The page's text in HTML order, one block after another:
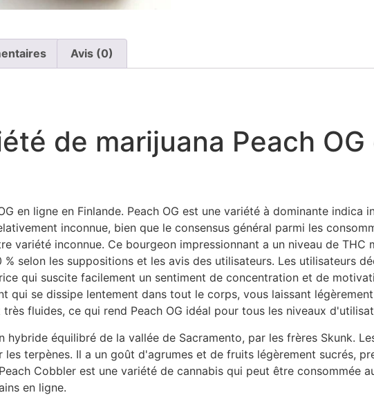
Avis (0)
de marijuana Peach OG
en ligne en Finlande. Peach OG est une variété à dominante indica
inconnue, bien que le consensus général parmi les
variété inconnue. Ce bourgeon impressionnant a un niveau de
selon les suppositions et les avis des utilisateurs. Les utilisateurs
qui suscite facilement un sentiment de concentration et de
qui se dissipe lentement dans tout le corps, vous laissant
fluides, ce qui rend Peach OG idéal pour tous les niveaux
hybride équilibré de la vallée de Sacramento, par les frères Skunk.
les terpènes. Il a un goût d'agrumes et de fruits légèrement sucrés,
Cobbler est une variété de cannabis qui peut être consommée
en ligne.